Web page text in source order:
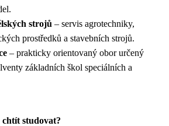
strojů – servis agrotechniky,
prostředků a stavebních strojů.
– prakticky orientovaný obor určený
základních škol speciálních a
studovat?